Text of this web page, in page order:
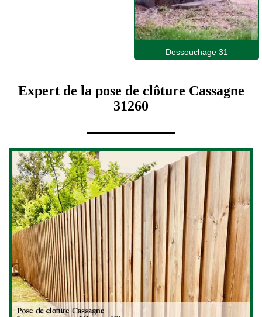
Dessouchage 31
Expert de la pose de clôture Cassagne
31260